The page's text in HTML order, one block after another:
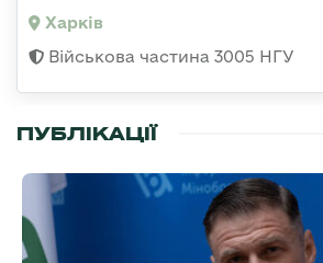
Харків
Військова частина 3005 НГУ
ПУБЛІКАЦІЇ